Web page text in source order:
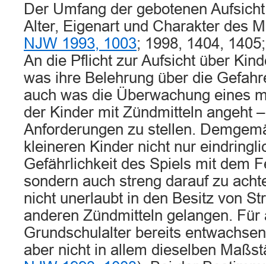
Der Umfang der gebotenen
Alter, Eigenart und Charakter des
NJW 1993, 1003; 1998, 1404,
An die Pflicht zur Aufsicht über
was ihre Belehrung über die
auch was die Überwachung eines
der Kinder mit Zündmitteln angeht
Anforderungen zu stellen.
kleineren Kinder nicht nur
Gefährlichkeit des Spiels mit dem
sondern auch streng darauf zu
nicht unerlaubt in den Besitz von
anderen Zündmitteln gelangen. Für
Grundschulalter bereits
aber nicht in allem dieselben